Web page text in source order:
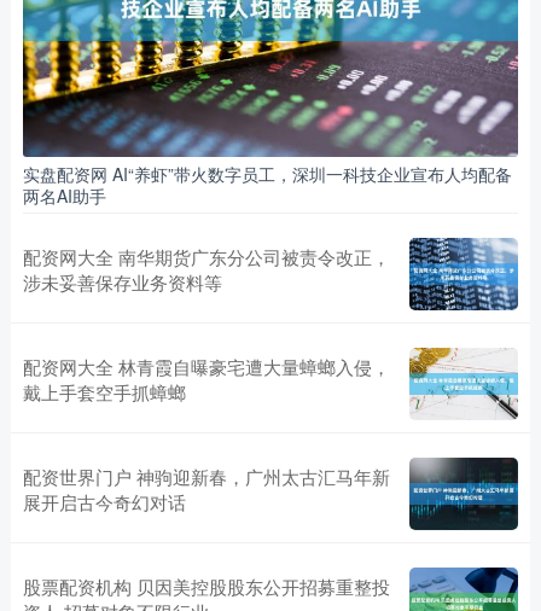
实盘配资网 AI“养虾”带火数字员工，深圳一科技企业宣布人均配备
两名AI助手
配资网大全 南华期货广东分公司被责令改正，
涉未妥善保存业务资料等
配资网大全 林青霞自曝豪宅遭大量蟑螂入侵，
戴上手套空手抓蟑螂
配资世界门户 神驹迎新春，广州太古汇马年新
展开启古今奇幻对话
股票配资机构 贝因美控股股东公开招募重整投